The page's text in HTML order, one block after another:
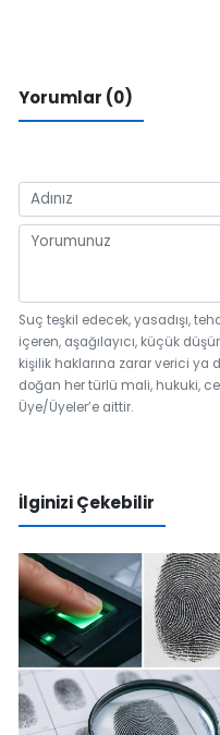
Yorumlar (0)
Suç teşkil edecek, yasadışı,
içeren, aşağılayıcı, küçük
kişilik haklarına zarar verici ya
doğan her türlü mali, hukuki,
Üye/Üyeler’e aittir.
İlginizi Çekebilir